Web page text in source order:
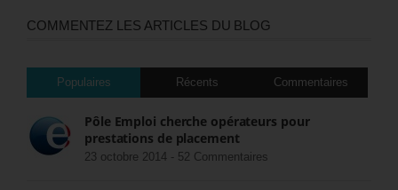
COMMENTEZ LES ARTICLES DU BLOG
Populaires Récents Commentaires
Pôle Emploi cherche opérateurs pour
prestations de placement
23 octobre 2014 - 52 Commentaires